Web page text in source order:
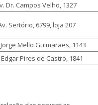
Dr. Campos Velho, 1327
Sertório, 6799, loja 207
Mello Guimarães, 1143
Pires de Castro, 1841